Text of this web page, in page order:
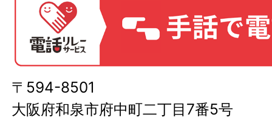
〒594-8501
大阪府和泉市府中町二丁目7番5号